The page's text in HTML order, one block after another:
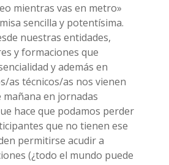
mientras vas en metro»
sencilla y potentísima.
nuestras entidades,
y formaciones que
y además en
as técnicos/as nos vienen
en jornadas
hace que podamos perder
que no tienen ese
permitirse acudir a
(¿todo el mundo puede